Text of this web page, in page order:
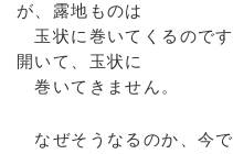
が、露地ものは
玉状に巻いてくるので
開いて、玉状に
巻いてきません。
なぜそうなるのか、今で